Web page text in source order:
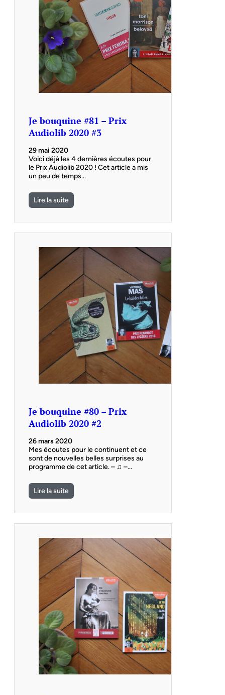
Je bouquine #81 – Prix
Audiolib 2020 #3
29 mai 2020
Voici déjà les 4 dernières écoutes pour
le Prix Audiolib 2020 ! Cet article a mis
un peu de temps…
Lire la suite
Je bouquine #80 – Prix
Audiolib 2020 #2
26 mars 2020
Mes écoutes pour le continuent et ce
sont de nouvelles belles surprises au
programme de cet article. – ♫ –…
Lire la suite